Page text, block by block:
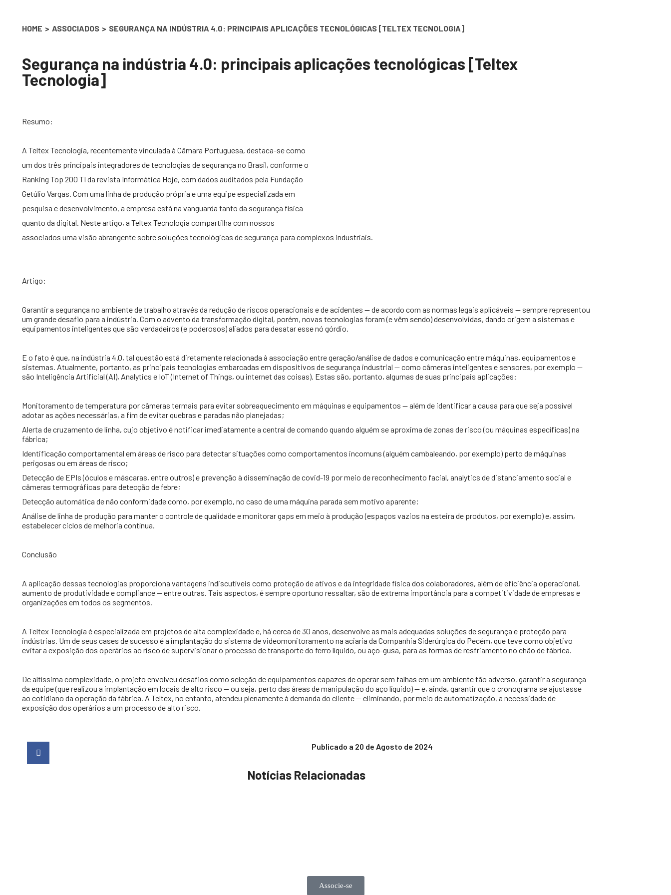
You are here:
HOME ASSOCIADOS SEGURANÇA NA INDÚSTRIA 4.0: PRINCIPAIS APLICAÇÕES TECNOLÓGICAS [TELTEX TECNOLOGIA]
Segurança na indústria 4.0: principais aplicações tecnológicas [Teltex
Tecnologia]
Resumo:
A Teltex Tecnologia, recentemente vinculada à Câmara Portuguesa, destaca-se como
um dos três principais integradores de tecnologias de segurança no Brasil, conforme o
Ranking Top 200 TI da revista Informática Hoje, com dados auditados pela Fundação
Getúlio Vargas. Com uma linha de produção própria e uma equipe especializada em
pesquisa e desenvolvimento, a empresa está na vanguarda tanto da segurança física
quanto da digital. Neste artigo, a Teltex Tecnologia compartilha com nossos
associados uma visão abrangente sobre soluções tecnológicas de segurança para complexos industriais.
Artigo:
Garantir a segurança no ambiente de trabalho através da redução de riscos operacionais e de acidentes — de acordo com as normas legais aplicáveis — sempre representou
um grande desafio para a indústria. Com o advento da transformação digital, porém, novas tecnologias foram (e vêm sendo) desenvolvidas, dando origem a sistemas e
equipamentos inteligentes que são verdadeiros (e poderosos) aliados para desatar esse nó górdio.
E o fato é que, na indústria 4.0, tal questão está diretamente relacionada à associação entre geração/análise de dados e comunicação entre máquinas, equipamentos e
sistemas. Atualmente, portanto, as principais tecnologias embarcadas em dispositivos de segurança industrial — como câmeras inteligentes e sensores, por exemplo —
são Inteligência Artificial (AI), Analytics e IoT (Internet of Things, ou internet das coisas). Estas são, portanto, algumas de suas principais aplicações:
Monitoramento de temperatura por câmeras termais para evitar sobreaquecimento em máquinas e equipamentos — além de identificar a causa para que seja possível
adotar as ações necessárias, a fim de evitar quebras e paradas não planejadas;
Alerta de cruzamento de linha, cujo objetivo é notificar imediatamente a central de comando quando alguém se aproxima de zonas de risco (ou máquinas específicas) na
fábrica;
Identificação comportamental em áreas de risco para detectar situações como comportamentos incomuns (alguém cambaleando, por exemplo) perto de máquinas
perigosas ou em áreas de risco;
Detecção de EPIs (óculos e máscaras, entre outros) e prevenção à disseminação de covid-19 por meio de reconhecimento facial, analytics de distanciamento social e
câmeras termográficas para detecção de febre;
Detecção automática de não conformidade como, por exemplo, no caso de uma máquina parada sem motivo aparente;
Análise de linha de produção para manter o controle de qualidade e monitorar gaps em meio à produção (espaços vazios na esteira de produtos, por exemplo) e, assim,
estabelecer ciclos de melhoria contínua.
Conclusão
A aplicação dessas tecnologias proporciona vantagens indiscutíveis como proteção de ativos e da integridade física dos colaboradores, além de eficiência operacional,
aumento de produtividade e compliance — entre outras. Tais aspectos, é sempre oportuno ressaltar, são de extrema importância para a competitividade de empresas e
organizações em todos os segmentos.
A Teltex Tecnologia é especializada em projetos de alta complexidade e, há cerca de 30 anos, desenvolve as mais adequadas soluções de segurança e proteção para
indústrias. Um de seus cases de sucesso é a implantação do sistema de videomonitoramento na aciaria da Companhia Siderúrgica do Pecém, que teve como objetivo
evitar a exposição dos operários ao risco de supervisionar o processo de transporte do ferro líquido, ou aço-gusa, para as formas de resfriamento no chão de fábrica.
De altíssima complexidade, o projeto envolveu desafios como seleção de equipamentos capazes de operar sem falhas em um ambiente tão adverso, garantir a segurança
da equipe (que realizou a implantação em locais de alto risco — ou seja, perto das áreas de manipulação do aço líquido) — e, ainda, garantir que o cronograma se ajustasse
ao cotidiano da operação da fábrica. A Teltex, no entanto, atendeu plenamente à demanda do cliente — eliminando, por meio de automatização, a necessidade de
exposição dos operários a um processo de alto risco.
Publicado a 20 de Agosto de 2024
Notícias Relacionadas
Associe-se